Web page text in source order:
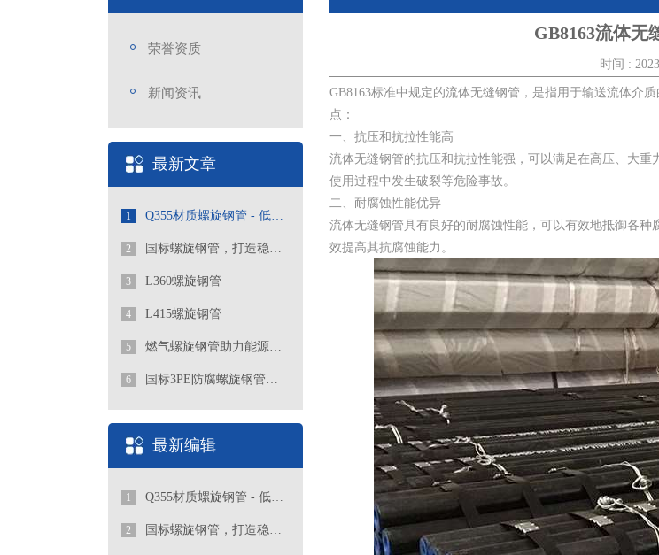
荣誉资质
新闻资讯
最新文章
1 Q355材质螺旋钢管 - 低合金高强度工程优选管道
2 国标螺旋钢管，打造稳定可靠的管道工程
3 L360螺旋钢管
4 L415螺旋钢管
5 燃气螺旋钢管助力能源行业发展
6 国标3PE防腐螺旋钢管厂家
最新编辑
1 Q355材质螺旋钢管 - 低合金高强度工程优选管道
2 国标螺旋钢管，打造稳定可靠的管道工程
GB8163流体无
时间 :
GB8163标准中规定的流体无缝钢管，是指用于输送流体介
点：
一、抗压和抗拉性能高
流体无缝钢管的抗压和抗拉性能强，可以满足在高压、大
使用过程中发生破裂等危险事故。
二、耐腐蚀性能优异
流体无缝钢管具有良好的耐腐蚀性能，可以有效地抵御各
效提高其抗腐蚀能力。